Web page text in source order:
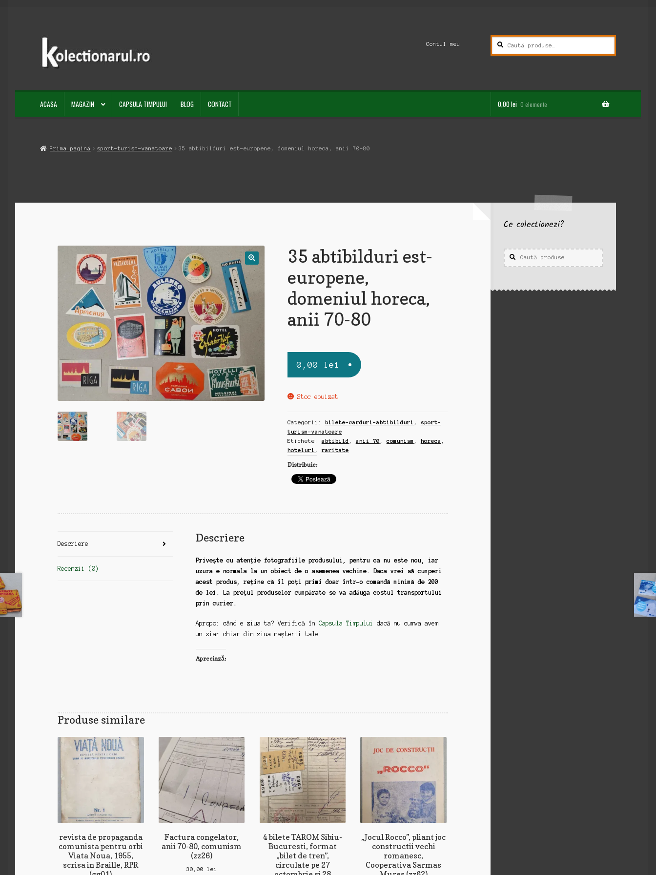
Sari
navigare
Sari
conținut
Contul meu
Caută
după:
Caută
ACASA MAGAZIN CAPSULA TIMPULUI BLOG CONTACT 0,00lei 0 elemente
Prima pagină sport-turism-vanatoare 35 abtibilduri est-europene, domeniul horeca, anii 70-80
35 abtibilduri est-
europene,
domeniul horeca,
anii 70-80
0,00 lei
Stoc epuizat
Categorii: bilete-carduri-abtibilduri ,
sport-
turism-vanatoare
Etichete:abtibild ,anii 70 ,comunism , horeca ,
hoteluri , raritate
Distribuie:
Descriere
Recenzii (0)
Descriere
Privește cu atenție fotografiile produsului, pentru ca nu este nou, iar
uzura e normala la un obiect de o asemenea vechime. Daca vrei să cumperi
acest produs, reține că îl poți primi doar într-o comandă minimă de 200
de lei. La prețul produselor cumpărate se va adăuga costul transportului
prin curier.
Apropo: când e ziua ta? Verifică în Capsula Timpului
dacă nu cumva avem
un ziar chiar din ziua nașterii tale.
Apreciază:
Produse similare
revista de propaganda
comunista pentru orbi
Viata Noua, 1955,
scrisa in Braille, RPR
Factura congelator,
anii 70-80, comunism
(zz26)
30,00 lei
4 bilete TAROM Sibiu-
Bucuresti, format
„bilet de tren”,
circulate pe 27
„Jocul Rocco”, pliant joc
constructii vechi
romanesc,
Cooperativa Sarmas
Ce colectionezi?
Caută
după:
Caută